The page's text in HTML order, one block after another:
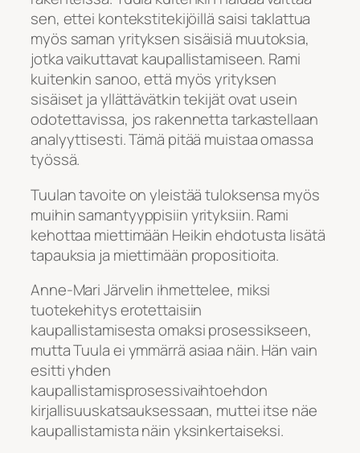
sen, ettei kontekstitekijöillä saisi taklattua
myös saman yrityksen sisäisiä muutoksia,
jotka vaikuttavat kaupallistamiseen. Rami
kuitenkin sanoo, että myös yrityksen
sisäiset ja yllättävätkin tekijät ovat usein
odotettavissa, jos rakennetta tarkastellaan
analyyttisesti. Tämä pitää muistaa omassa
työssä.
Tuulan tavoite on yleistää tuloksensa myös
muihin samantyyppisiin yrityksiin. Rami
kehottaa miettimään Heikin ehdotusta lisätä
tapauksia ja miettimään propositioita.
Anne-Mari Järvelin ihmettelee, miksi
tuotekehitys erotettaisiin
kaupallistamisesta omaksi prosessikseen,
mutta Tuula ei ymmärrä asiaa näin. Hän vain
esitti yhden
kaupallistamisprosessivaihtoehdon
kirjallisuuskatsauksessaan, muttei itse näe
kaupallistamista näin yksinkertaiseksi.